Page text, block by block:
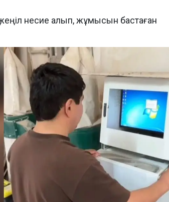
несие алып, жұмысын бастаған